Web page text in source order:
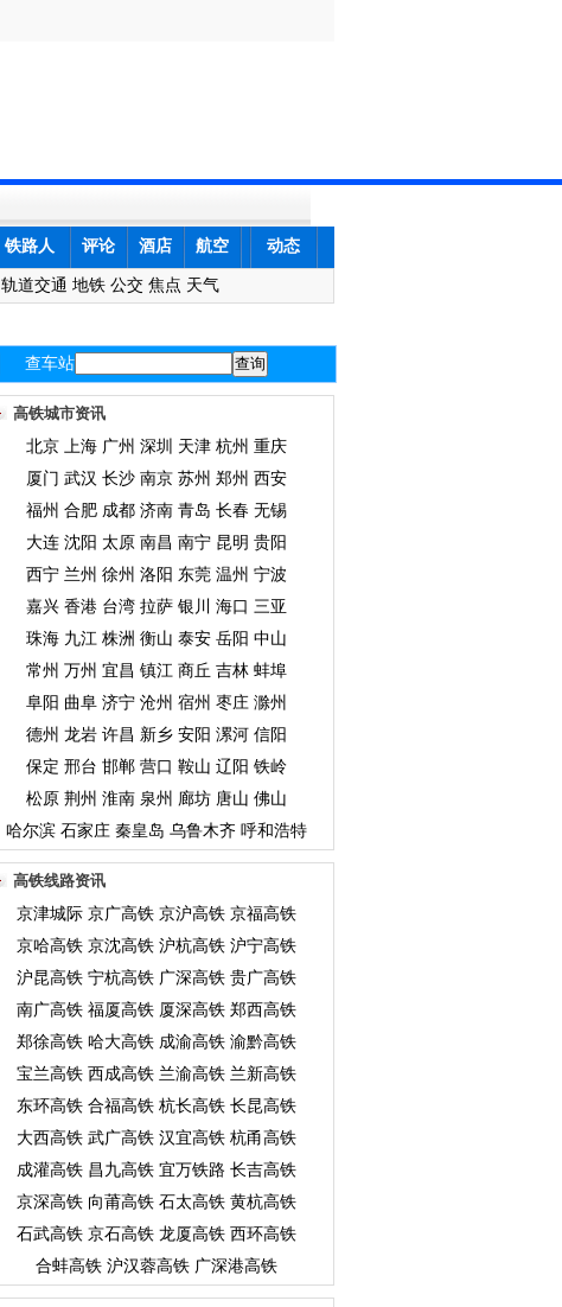
铁路人 评论 酒店 航空 动态
轨道交通 地铁 公交 焦点 天气
查车站
高铁城市资讯
北京 上海 广州 深圳 天津 杭州 重庆
厦门 武汉 长沙 南京 苏州 郑州 西安
福州 合肥 成都 济南 青岛 长春 无锡
大连 沈阳 太原 南昌 南宁 昆明 贵阳
西宁 兰州 徐州 洛阳 东莞 温州 宁波
嘉兴 香港 台湾 拉萨 银川 海口 三亚
珠海 九江 株洲 衡山 泰安 岳阳 中山
常州 万州 宜昌 镇江 商丘 吉林 蚌埠
阜阳 曲阜 济宁 沧州 宿州 枣庄 滁州
德州 龙岩 许昌 新乡 安阳 漯河 信阳
保定 邢台 邯郸 营口 鞍山 辽阳 铁岭
松原 荆州 淮南 泉州 廊坊 唐山 佛山
哈尔滨 石家庄 秦皇岛 乌鲁木齐 呼和浩特
高铁线路资讯
京津城际 京广高铁 京沪高铁 京福高铁
京哈高铁 京沈高铁 沪杭高铁 沪宁高铁
沪昆高铁 宁杭高铁 广深高铁 贵广高铁
南广高铁 福厦高铁 厦深高铁 郑西高铁
郑徐高铁 哈大高铁 成渝高铁 渝黔高铁
宝兰高铁 西成高铁 兰渝高铁 兰新高铁
东环高铁 合福高铁 杭长高铁 长昆高铁
大西高铁 武广高铁 汉宜高铁 杭甬高铁
成灌高铁 昌九高铁 宜万铁路 长吉高铁
京深高铁 向莆高铁 石太高铁 黄杭高铁
石武高铁 京石高铁 龙厦高铁 西环高铁
合蚌高铁 沪汉蓉高铁 广深港高铁